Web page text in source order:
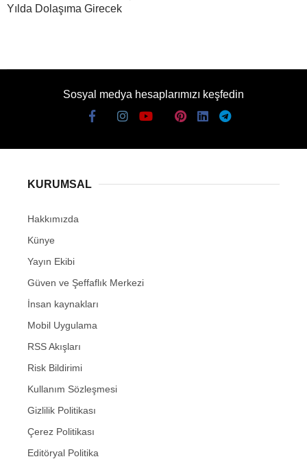
Yılda Dolaşıma Girecek
Sosyal medya hesaplarımızı keşfedin
KURUMSAL
Hakkımızda
Künye
Yayın Ekibi
Güven ve Şeffaflık Merkezi
İnsan kaynakları
Mobil Uygulama
RSS Akışları
Risk Bildirimi
Kullanım Sözleşmesi
Gizlilik Politikası
Çerez Politikası
Editöryal Politika